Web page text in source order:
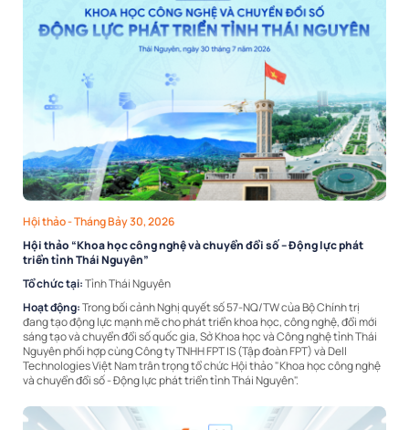
Hội thảo- Tháng Bảy 30, 2026
Hội thảo “Khoa học công nghệ và chuyển đổi số – Động lực phát
triển tỉnh Thái Nguyên”
Tổ chức tại:Tỉnh Thái Nguyên
Hoạt động:Trong bối cảnh Nghị quyết số 57-NQ/TW của Bộ Chính trị
đang tạo động lực mạnh mẽ cho phát triển khoa học, công nghệ, đổi mới
sáng tạo và chuyển đổi số quốc gia, Sở Khoa học và Công nghệ tỉnh Thái
Nguyên phối hợp cùng Công ty TNHH FPT IS (Tập đoàn FPT) và Dell
Technologies Việt Nam trân trọng tổ chức Hội thảo "Khoa học công nghệ
và chuyển đổi số - Động lực phát triển tỉnh Thái Nguyên".